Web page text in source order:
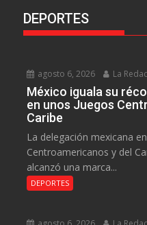
DEPORTES
agosto 6, 2026 La
México iguala su
en unos Juegos
Caribe
La delegación mexicana
Centroamericanos y del
alcanzó una marca...
DEPORTES